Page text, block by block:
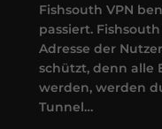
Fishsouth VPN
passiert.
Adresse der
schützt, denn alle
werden, werden
Tunnel…